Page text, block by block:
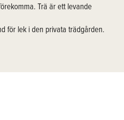
Trä är ett levande
för lek i den privata trädgården.